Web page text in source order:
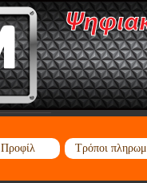
Προφίλ Τρόποι